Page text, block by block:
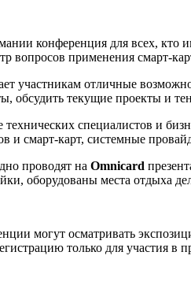
конференция для всех, кто
вопросов применения смарт-
участникам отличные
обсудить текущие проекты и
технических специалистов и
и смарт-карт, системные
проводят на Omnicard
оборудованы места отдыха
могут осматривать
только для участия в